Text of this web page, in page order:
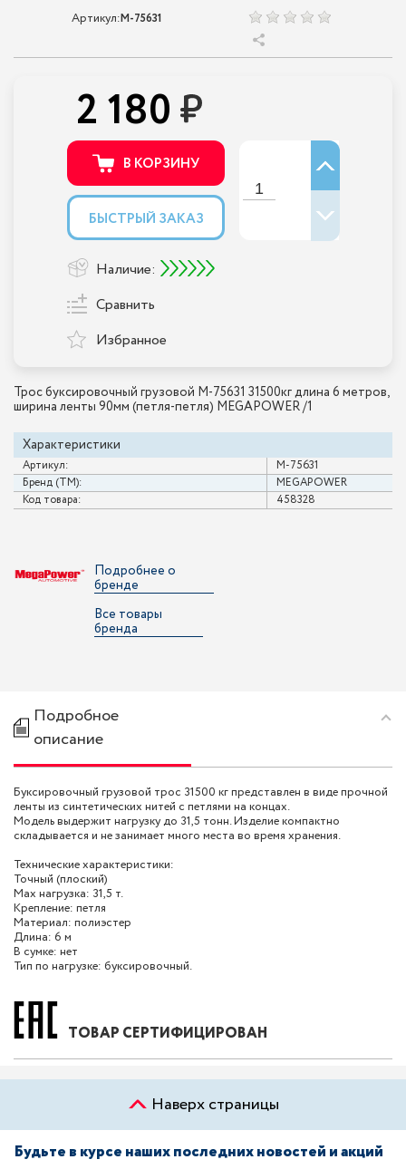
Артикул:M-75631
Трос буксировочный грузовой M-75631 31500кг длина 6 метров,
ширина ленты 90мм (петля-петля) MEGAPOWER /1
Характеристики
Артикул:
M-75631
Бренд (ТМ):
MEGAPOWER
Код товара:
458328
2 180
В КОРЗИНУ
БЫСТРЫЙ ЗАКАЗ
Наличие:
Сравнить
Избранное
Подробнее о
бренде
Все товары
бренда
Подробное
описание
Буксировочный грузовой трос 31500 кг представлен в виде прочной
ленты из синтетических нитей с петлями на концах.
Модель выдержит нагрузку до 31,5 тонн. Изделие компактно
складывается и не занимает много места во время хранения.
Технические характеристики:
Точный (плоский)
Max нагрузка: 31,5 т.
Крепление: петля
Материал: полиэстер
Длина: 6 м
В сумке: нет
Тип по нагрузке: буксировочный.
ТОВАР СЕРТИФИЦИРОВАН
Наверх страницы
Будьте в курсе наших последних новостей и акций